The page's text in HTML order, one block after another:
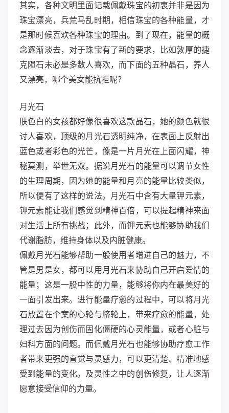
其实，各种文明里面记载佩戴珠宝的初衷并非是因为
珠宝漂亮，兵荒马乱时期，相信珠宝的各种能量，才
是那时候喜欢各种珠宝的理由。到了现在，能量的概
念逐渐淡去，对于珠宝有了新的要求，比如敦厚的捷
克陨石未必是多数人喜欢，而下面的五种晶石，养人
又漂亮，哪个美女能抗拒呢？
月光石
肤色白的女孩都好像很喜欢这款晶石，她的颜色就很
讨人喜欢，顶级的月光石透明纯净，在表面上反射出
蓝色或者彩色的光芒，像是一片月光在上面闪耀，神
秘莫测，举世无双。 据说月光石的能量可以调节女性
的生理周期，因为她的能量和月亮的能量比较类似，
所以便有了这样的说法。月光石中含有大量钾元素，
钾元素能让我们感觉到精神百倍，可以提起精神来面
对生活上所有挑战；
此外，而钾元素也能够协助我们
代谢脂肪，维持身体以及内脏健康。
佩戴月光石能够帮助一般使用者增进自己的魅力， 不
管是男是女，都可以用月光石来协助自己开启爱情的
能量；这是一股中性的力量，能够将你内在最美好的
一面引发出来。进行能量疗愈的过程中，可以将月光
石放置在个案的心轮与脐轮上，带来疗愈的能量，处
理过去因为创伤而固化僵硬的心灵能量，或者心脏与
妇科方面的问题。而佩戴月光石也能够协助疗愈工作
者带来更强的直觉与灵感力，可以更清楚、精准地感
受到能量的变化。及灵性之中的创伤修复，让人逐渐
愿意接受信仰的力量。